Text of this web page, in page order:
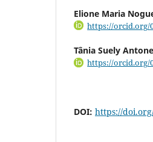
Elione Maria
https://orcid.org/
Tânia Suely
https://orcid.org/
DOI: https://